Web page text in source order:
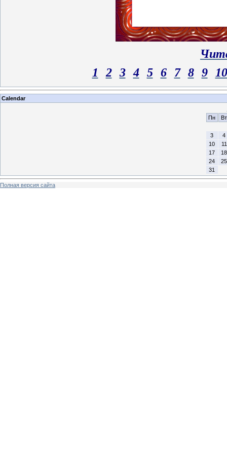
1
2 3 4 5 6 7 8 9 10
Calendar
Пн
Вт
3
4
10
11
17
18
24
25
31
Полная версия сайта